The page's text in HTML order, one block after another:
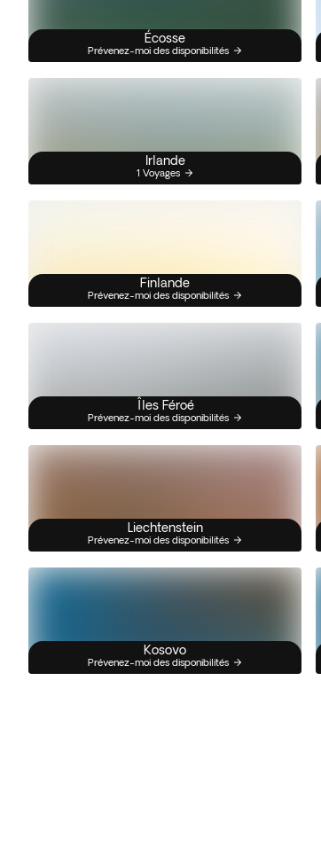
Écosse
Prévenez-moi des disponibilités
Irlande
1 Voyages
Finlande
Prévenez-moi des disponibilités
Îles Féroé
Prévenez-moi des disponibilités
Liechtenstein
Prévenez-moi des disponibilités
Kosovo
Prévenez-moi des disponibilités